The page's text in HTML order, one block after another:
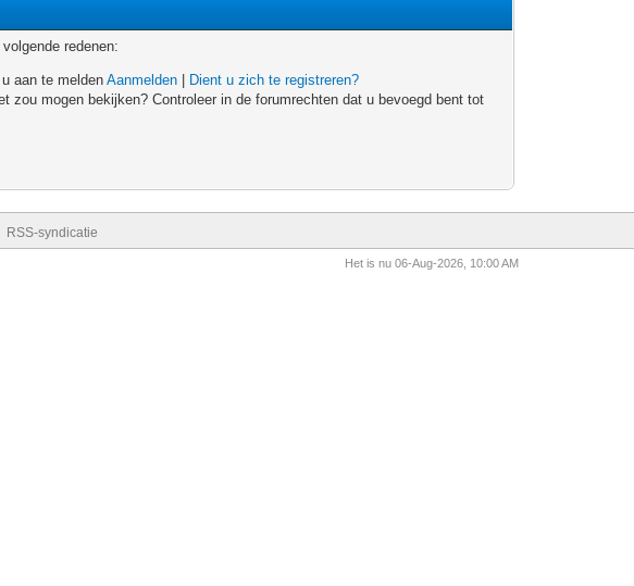
redenen:
u aan te meldenAanmelden
Dient u zich te registreren?
mogen bekijken? Controleer in de forumrechten dat u bevoegd bent tot
RSS-syndicatie
Het is nu 06-Aug-2026, 10:00 AM